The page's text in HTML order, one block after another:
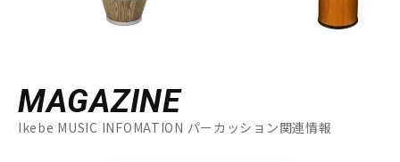
MAGAZINE
Ikebe MUSIC INFOMATION パーカッション関連情報